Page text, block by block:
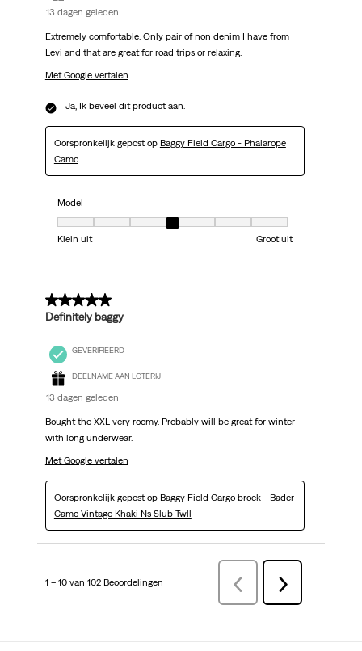
13 dagen geleden
Extremely comfortable. Only pair of non denim I have from
Levi and that are great for road trips or relaxing.
Met Google vertalen
Ja, Ik beveel dit product aan.
Oorspronkelijk gepost op Baggy Field Cargo - Phalarope
Camo
Model
Model, 4 van 7, waarbij 1 gelijk is aan Klein uit en 7 gelijk is aan Groot uit
Klein uit
Groot uit
5 van 5 sterren.
Definitely baggy
GEVERIFIEERD
DEELNAME AAN LOTERIJ
13 dagen geleden
Bought the XXL very roomy. Probably will be great for winter
with long underwear.
Met Google vertalen
Oorspronkelijk gepost op Baggy Field Cargo broek - Bader
Camo Vintage Khaki Ns Slub Twll
1 – 10 van 102 Beoordelingen VorigeBeoordelingen
Volgende
Beoordelingen